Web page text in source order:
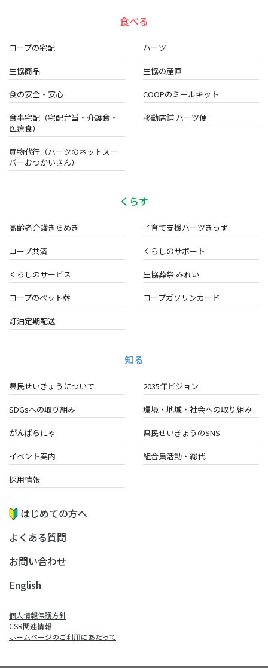
食べる
コープの宅配 ハーツ
生協商品 生協の産直
食の安全・安心 COOPのミールキット
食事宅配（宅配弁当・介護食・
医療食）
移動店舗 ハーツ便
買物代行（ハーツのネットスー
パーおつかいさん）
くらす
高齢者介護きらめき 子育て支援ハーツきっず
コープ共済 くらしのサポート
くらしのサービス 生協葬祭 みれい
コープのペット葬 コープガソリンカード
灯油定期配送
知る
県民せいきょうについて 2035年ビジョン
SDGsへの取り組み 環境・地域・ 社会への取り組み
がんばらにゃ 県民せいきょうのSNS
イベント案内 組合員活動・総代
採用情報
はじめての方へ
よくある質問
お問い合わせ
English
個人情報保護方針
CSR関連情報
ホームページのご利⽤にあたって